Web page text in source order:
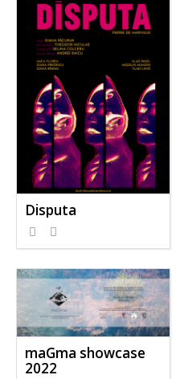
Disputa
maGma showcase
2022